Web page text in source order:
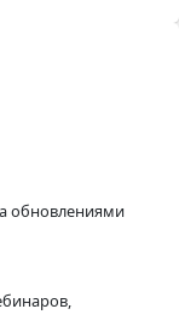
обновлениями